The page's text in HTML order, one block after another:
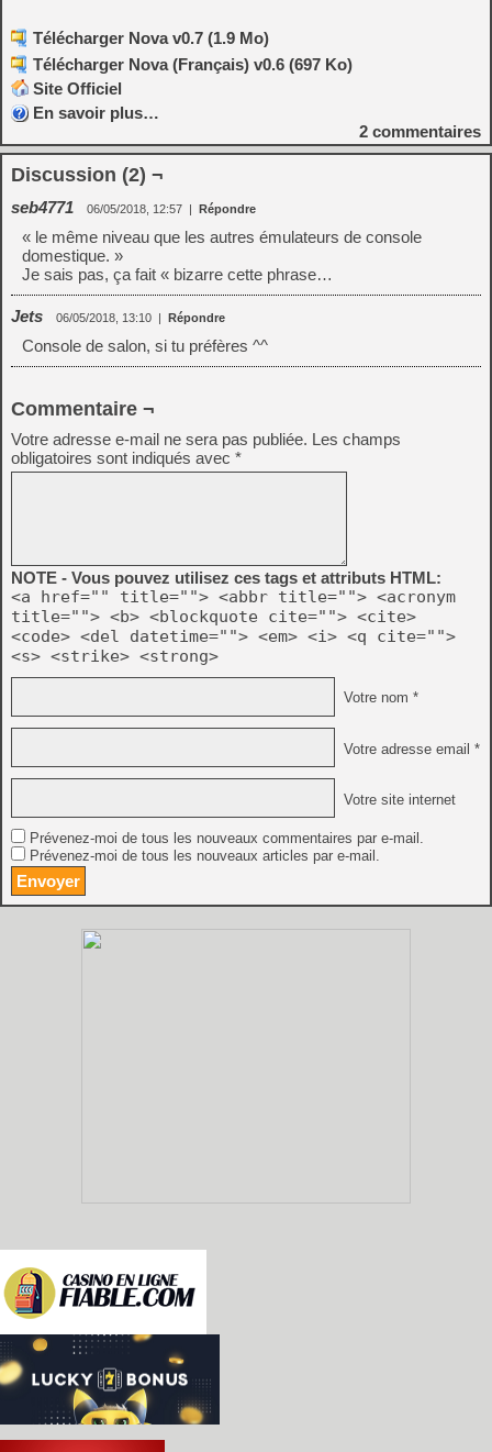
Télécharger Nova v0.7 (1.9 Mo)
Télécharger Nova (Français) v0.6 (697 Ko)
Site Officiel
En savoir plus…
2 commentaires
Discussion (2) ¬
seb4771 06/05/2018, 12:57 | Répondre
« le même niveau que les autres émulateurs de console
domestique. »
Je sais pas, ça fait « bizarre cette phrase…
Jets 06/05/2018, 13:10 | Répondre
Console de salon, si tu préfères ^^
Commentaire ¬
Votre adresse e-mail ne sera pas publiée. Les champs
obligatoires sont indiqués avec *
NOTE - Vous pouvez utilisez ces tags et attributs HTML:
<a href="" title=""> <abbr title=""> <acronym
title=""> <b> <blockquote cite=""> <cite>
<code> <del datetime=""> <em> <i> <q cite="">
<s> <strike> <strong>
Votre nom *
Votre adresse email *
Votre site internet
Prévenez-moi de tous les nouveaux commentaires par e-mail.
Prévenez-moi de tous les nouveaux articles par e-mail.